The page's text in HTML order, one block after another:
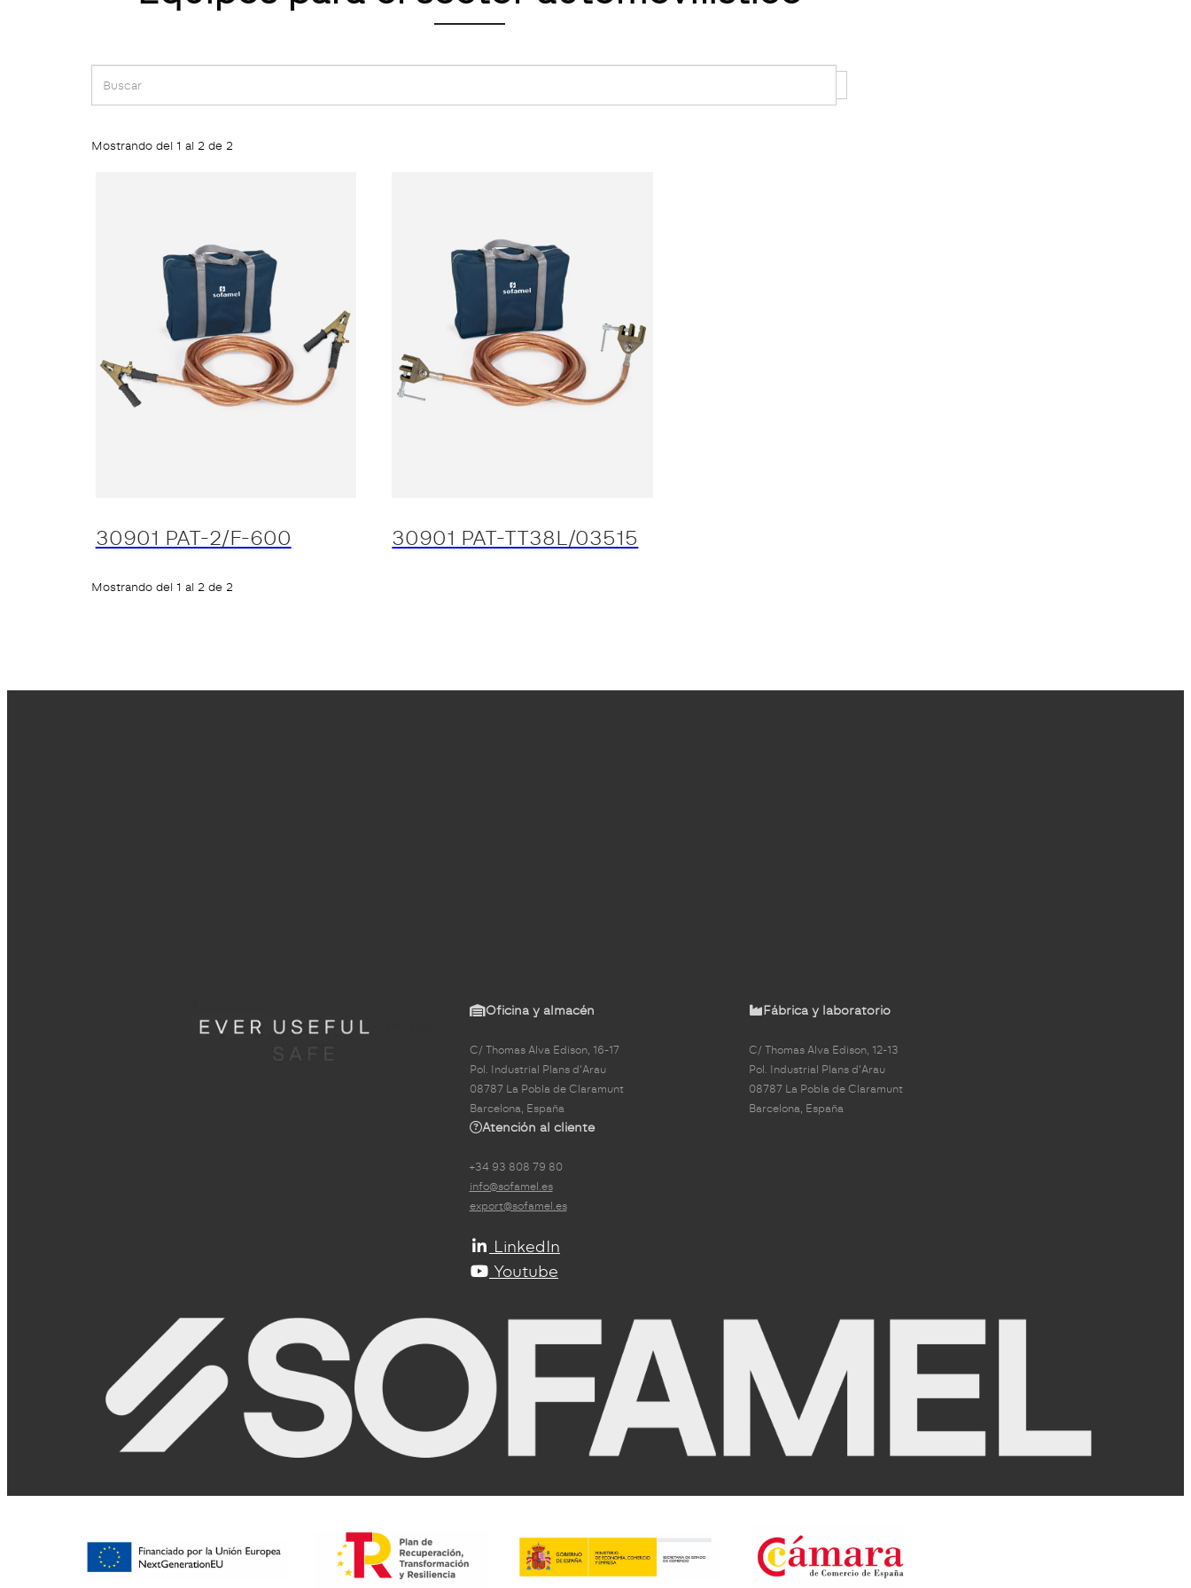
Mostrando del 1 al 2 de 2
30901 PAT-2/F-600 30901 PAT-TT38L/03515
Mostrando del 1 al 2 de 2
Oficina y almacén
C/ Thomas Alva Edison, 16-17
Pol. Industrial Plans d'Arau
08787 La Pobla de Claramunt
Barcelona, España
Fábrica y laboratorio
C/ Thomas Alva Edison, 12-13
Pol. Industrial Plans d'Arau
08787 La Pobla de Claramunt
Barcelona, España
Atención al cliente
+34 93 808 79 80
info@sofamel.es
export@sofamel.es
LinkedIn
Youtube